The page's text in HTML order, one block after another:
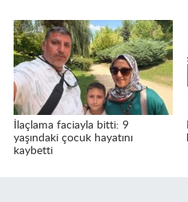
İlaçlama faciayla bitti: 9
yaşındaki çocuk hayatını
kaybetti